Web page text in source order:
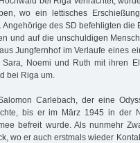
wo ein lettisches
des SD befehligten die
und auf die unschuldigen
Jungfernhof im Verlaufe eines
Noemi und Ruth mit ihren
bei Riga um.
Carlebach, der eine
bis er im März 1945 in der
befreit wurde. Als nunmehr
wo er auch erstmals wieder